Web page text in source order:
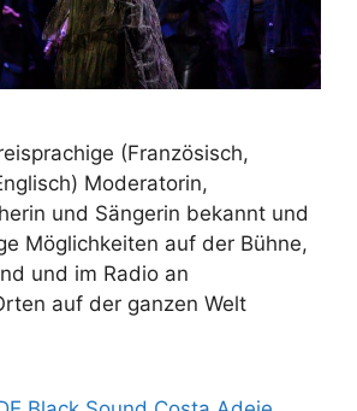
(Französisch,
Moderatorin,
und Sängerin bekannt und
Möglichkeiten auf der Bühne,
und im Radio an
auf der ganzen Welt